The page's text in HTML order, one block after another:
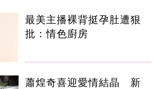
最美主播裸背挺孕肚遭狠
批：情色廚房
蕭煌奇喜迎愛情結晶 新